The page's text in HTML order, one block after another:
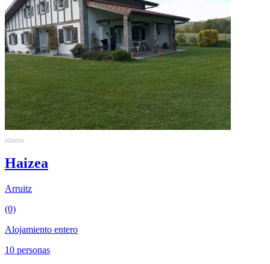
Haizea
Arruitz
(0)
Alojamiento entero
10 personas